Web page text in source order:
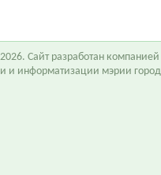
Сайт разработан компанией
и информатизации мэрии